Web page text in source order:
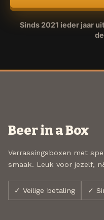
Sinds 2021 ieder jaar
Beer in a Box
Verrassingsboxen met
smaak. Leuk voor jezelf,
✓ Veilige betaling ✓